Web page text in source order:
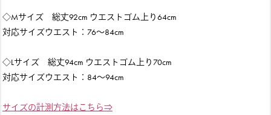
◇Mサイズ 総丈92cm ウエストゴム上り64cm
対応サイズウエスト：76～84cm
◇Lサイズ 総丈94cm ウエストゴム上り70cm
対応サイズウエスト：84～94cm
サイズの計測方法はこちら⇒